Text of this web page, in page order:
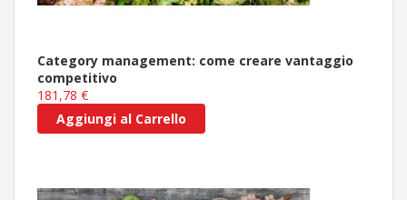
Category management: come creare vantaggio
competitivo
181,78 €
Aggiungi al Carrello